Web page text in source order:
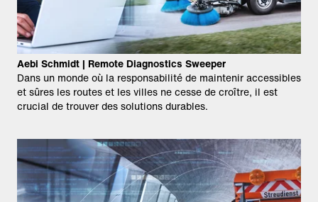
Aebi Schmidt | Remote Diagnostics Sweeper
Dans un monde où la responsabilité de maintenir accessibles
et sûres les routes et les villes ne cesse de croître, il est
crucial de trouver des solutions durables.